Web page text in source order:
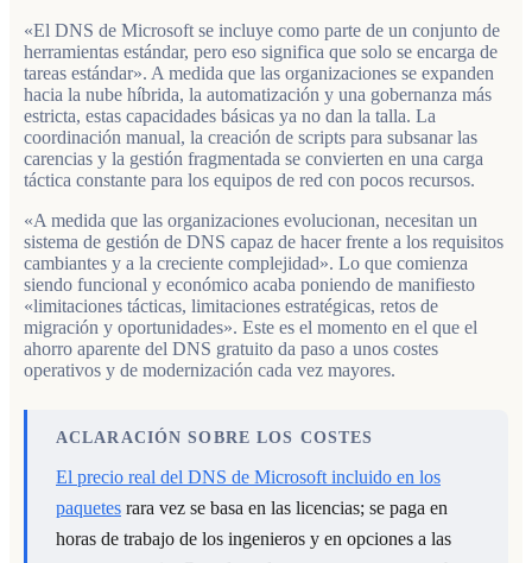
«El DNS de Microsoft se incluye como parte de un conjunto de
herramientas estándar, pero eso significa que solo se encarga de
tareas estándar». A medida que las organizaciones se expanden
hacia la nube híbrida, la automatización y una gobernanza más
estricta, estas capacidades básicas ya no dan la talla. La
coordinación manual, la creación de scripts para subsanar las
carencias y la gestión fragmentada se convierten en una carga
táctica constante para los equipos de red con pocos recursos.
«A medida que las organizaciones evolucionan, necesitan un
sistema de gestión de DNS capaz de hacer frente a los requisitos
cambiantes y a la creciente complejidad». Lo que comienza
siendo funcional y económico acaba poniendo de manifiesto
«limitaciones tácticas, limitaciones estratégicas, retos de
migración y oportunidades». Este es el momento en el que el
ahorro aparente del DNS gratuito da paso a unos costes
operativos y de modernización cada vez mayores.
ACLARACIÓN SOBRE LOS COSTES
El precio real del DNS de Microsoft incluido en los
paquetes rara vez se basa en las licencias; se paga en
horas de trabajo de los ingenieros y en opciones a las